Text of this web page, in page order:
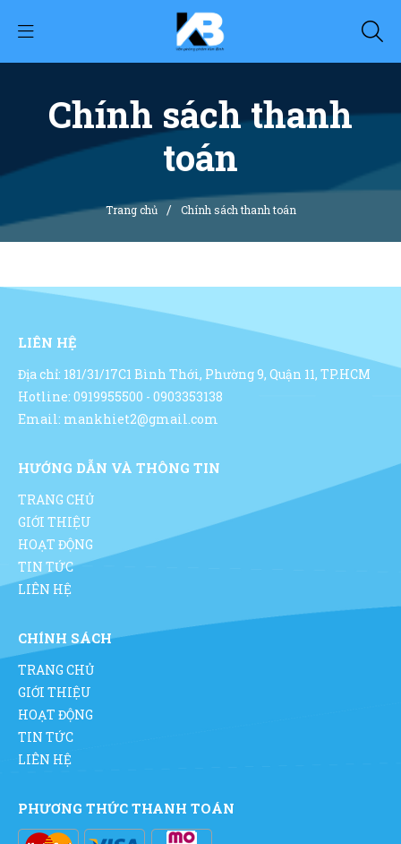
Chính sách thanh
toán
Trang chủ / Chính sách thanh toán
LIÊN HỆ
Địa chỉ: 181/31/17C1 Bình Thới, Phường 9, Quận 11, TP.HCM
Hotline: 0919955500 - 0903353138
Email: mankhiet2@gmail.com
HƯỚNG DẪN VÀ THÔNG TIN
TRANG CHỦ
GIỚI THIỆU
HOẠT ĐỘNG
TIN TỨC
LIÊN HỆ
CHÍNH SÁCH
TRANG CHỦ
GIỚI THIỆU
HOẠT ĐỘNG
TIN TỨC
LIÊN HỆ
PHƯƠNG THỨC THANH TOÁN